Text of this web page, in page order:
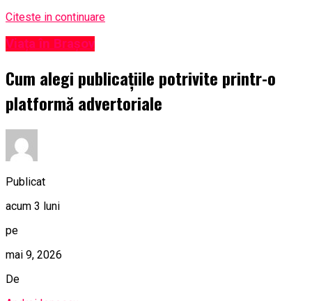
Citeste in continuare
Viața în Brașov
Cum alegi publicațiile potrivite printr-o
platformă advertoriale
Publicat
acum 3 luni
pe
mai 9, 2026
De